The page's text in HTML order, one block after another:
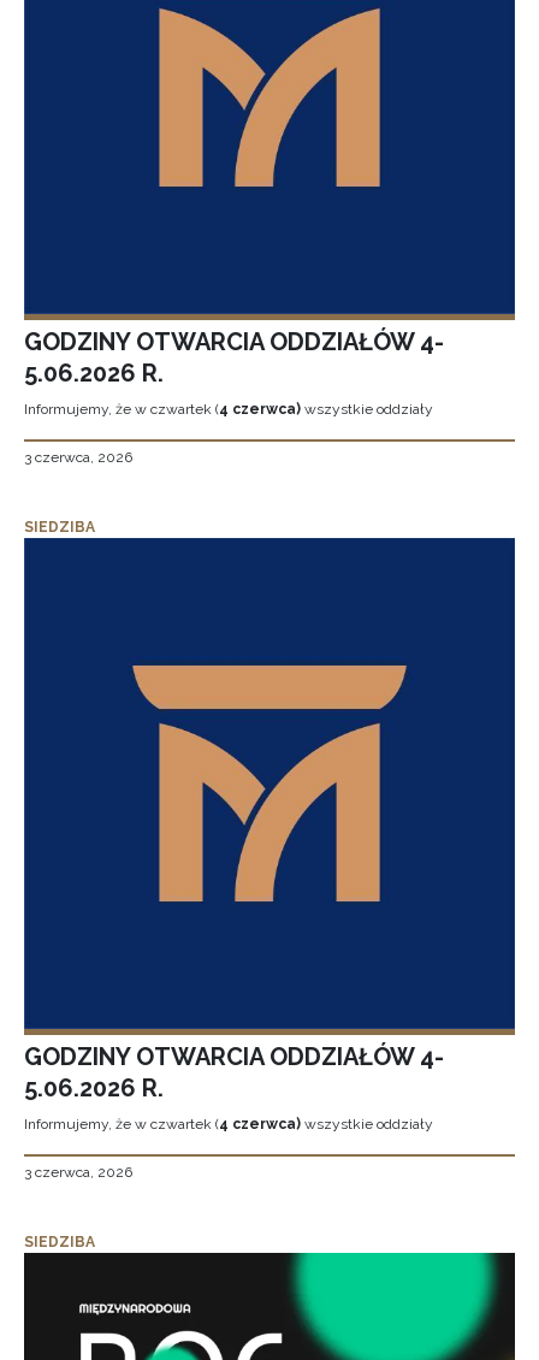
GODZINY OTWARCIA ODDZIAŁÓW 4-
5.06.2026 R.
Informujemy, że w czwartek (4 czerwca) wszystkie oddziały
3 czerwca, 2026
SIEDZIBA
GODZINY OTWARCIA ODDZIAŁÓW 4-
5.06.2026 R.
Informujemy, że w czwartek (4 czerwca) wszystkie oddziały
3 czerwca, 2026
SIEDZIBA